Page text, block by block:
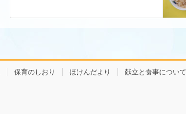
保育のしおり ほけんだより 献立と食事について